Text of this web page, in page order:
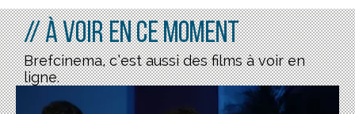
// À voir en ce moment
Brefcinema, c’est aussi des films à voir en
ligne.